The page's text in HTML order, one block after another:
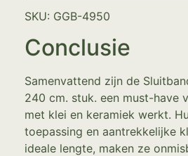
SKU: GGB-4950
Conclusie
Samenvattend zijn de
240 cm. stuk. een must-have
met klei en keramiek werkt.
toepassing en aantrekkelijke
ideale lengte, maken ze